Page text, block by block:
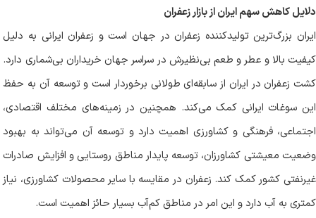
دلایل کاهش سهم ایراناز بازار زعفران
ایران بزرگ‌ترین تولیدکننده زعفران در جهان است و زعفران ایرانی به دلیل
کیفیت بالا و عطر و طعم بی‌نظیرش در سراسر جهان خریداران بی‌شماری دارد.
کشت زعفران در ایران از سابقه‌ای طولانی برخوردار است و توسعه آن به حفظ
این سوغات ایرانی کمک می‌کند. همچنین در زمینه‌های مختلف اقتصادی،
اجتماعی، فرهنگی و کشاورزی اهمیت دارد و توسعه آن می‌تواند به بهبود
وضعیت معیشتی کشاورزان، توسعه پایدار مناطق روستایی و افزایش صادرات
غیرنفتی کشور کمک کند. زعفران در مقایسه با سایر محصولات کشاورزی، نیاز
کمتری به آب دارد و این امر در مناطق کم‌آب بسیار حائز اهمیت است.